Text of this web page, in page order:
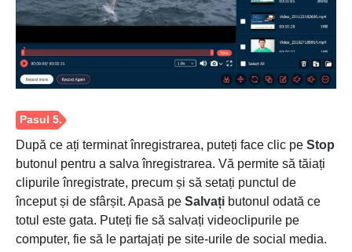
După ce ați terminat înregistrarea, puteți face clic pe Stop
butonul pentru a salva înregistrarea. Vă permite să tăiați
clipurile înregistrate, precum și să setați punctul de
început și de sfârșit. Apasă pe Salvați butonul odată ce
totul este gata. Puteți fie să salvați videoclipurile pe
computer, fie să le partajați pe site-urile de social media.